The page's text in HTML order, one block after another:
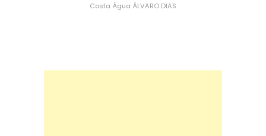
Costa Água ÁLVARO DIAS